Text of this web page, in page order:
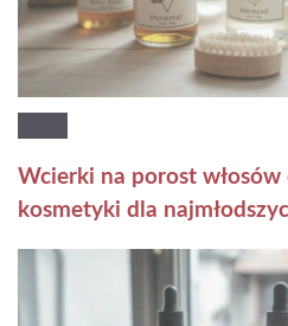
Wcierki na porost
kosmetyki dla